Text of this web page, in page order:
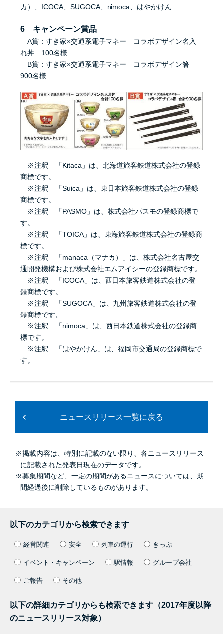
カ）、ICOCA、SUGOCA、nimoca、はやかけん
6 キャンペーン賞品
A賞：すき家×交通系電子マネー コラボデザイン名入
れ丼 100名様
B賞：すき家×交通系電子マネー コラボデザイン箸
900名様
※注釈 「Kitaca」は、北海道旅客鉄道株式会社の登録
商標です。
※注釈 「Suica」は、東日本旅客鉄道株式会社の登録
商標です。
※注釈 「PASMO」は、株式会社パスモの登録商標で
す。
※注釈 「TOICA」は、東海旅客鉄道株式会社の登録商
標です。
※注釈 「manaca（マナカ）」は、株式会社名古屋交
通開発機構および株式会社エムアイシーの登録商標です。
※注釈 「ICOCA」は、西日本旅客鉄道株式会社の登
録商標です。
※注釈 「SUGOCA」は、九州旅客鉄道株式会社の登
録商標です。
※注釈 「nimoca」は、西日本鉄道株式会社の登録商
標です。
※注釈 「はやかけん」は、福岡市交通局の登録商標で
す。
ニュースリリース一覧に戻る
※掲載内容は、特別に記載のない限り、各ニュースリリース
に記載された発表日現在のデータです。
※募集期間など、一定の期間があるニュースについては、期
間経過後に削除しているものがあります。
以下のカテゴリから検索できます
経営関連 安全 列車の運行 きっぷ
イベント・キャンペーン 駅情報 グループ会社
ご報告 その他
以下の詳細カテゴリからも検索できます（2017年度以降
のニュースリリース対象）